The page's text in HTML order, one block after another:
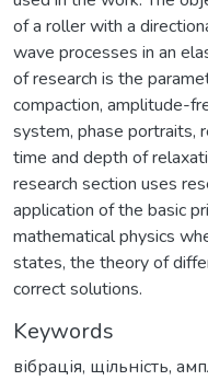
of a roller with a
wave processes in an
of research is the
compaction, amplitude-
system, phase portraits,
time and depth of
research section uses
application of the basic
mathematical physics
states, the theory of
correct solutions.
Keywords
вібрація, щільність,